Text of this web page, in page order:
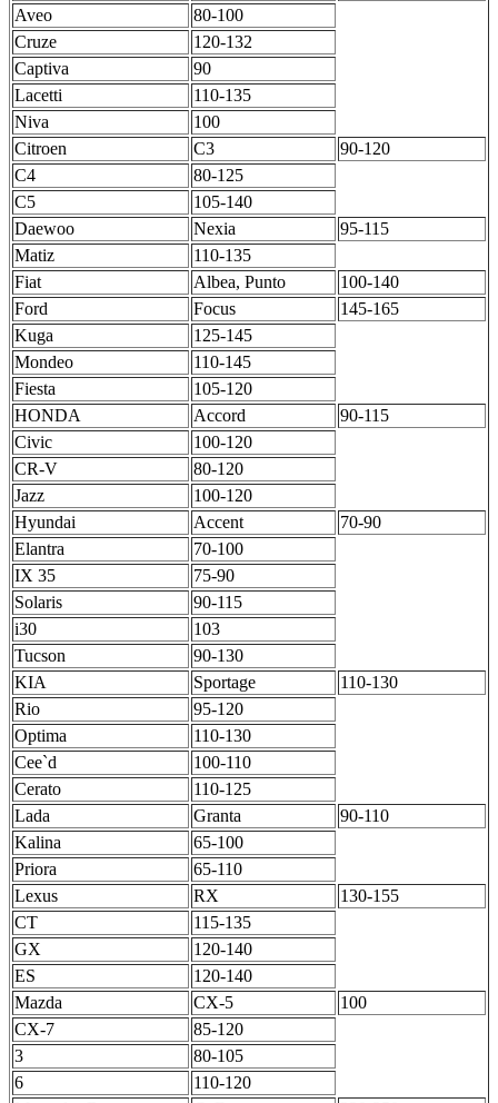
Aveo
80-100
Cruze
120-132
Captiva
90
Lacetti
110-135
Niva
100
Citroen
C3
90-120
C4
80-125
C5
105-140
Daewoo
Nexia
95-115
Matiz
110-135
Fiat
Albea, Punto
100-140
Ford
Focus
145-165
Kuga
125-145
Mondeo
110-145
Fiesta
105-120
HONDA
Accord
90-115
Civic
100-120
CR-V
80-120
Jazz
100-120
Hyundai
Accent
70-90
Elantra
70-100
IX 35
75-90
Solaris
90-115
i30
103
Tucson
90-130
KIA
Sportage
110-130
Rio
95-120
Optima
110-130
Cee`d
100-110
Cerato
110-125
Lada
Granta
90-110
Kalina
65-100
Priora
65-110
Lexus
RX
130-155
CT
115-135
GX
120-140
ES
120-140
Mazda
CX-5
100
CX-7
85-120
3
80-105
6
110-120